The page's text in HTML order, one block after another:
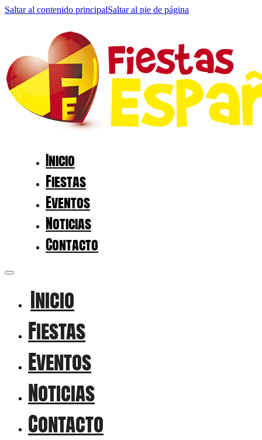
Saltar al contenido principalSaltar al pie de página
Inicio
Fiestas
Eventos
Noticias
Contacto
Inicio
Fiestas
Eventos
Noticias
Contacto